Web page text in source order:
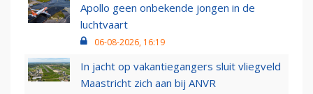
Apollo geen onbekende jongen in de
luchtvaart
06-08-2026, 16:19
In jacht op vakantiegangers sluit vliegveld
Maastricht zich aan bij ANVR